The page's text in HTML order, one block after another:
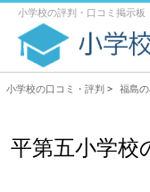
小学校の評判・口コミ掲示板
小学校の口コミ・評判 > 福島
平第五小学校